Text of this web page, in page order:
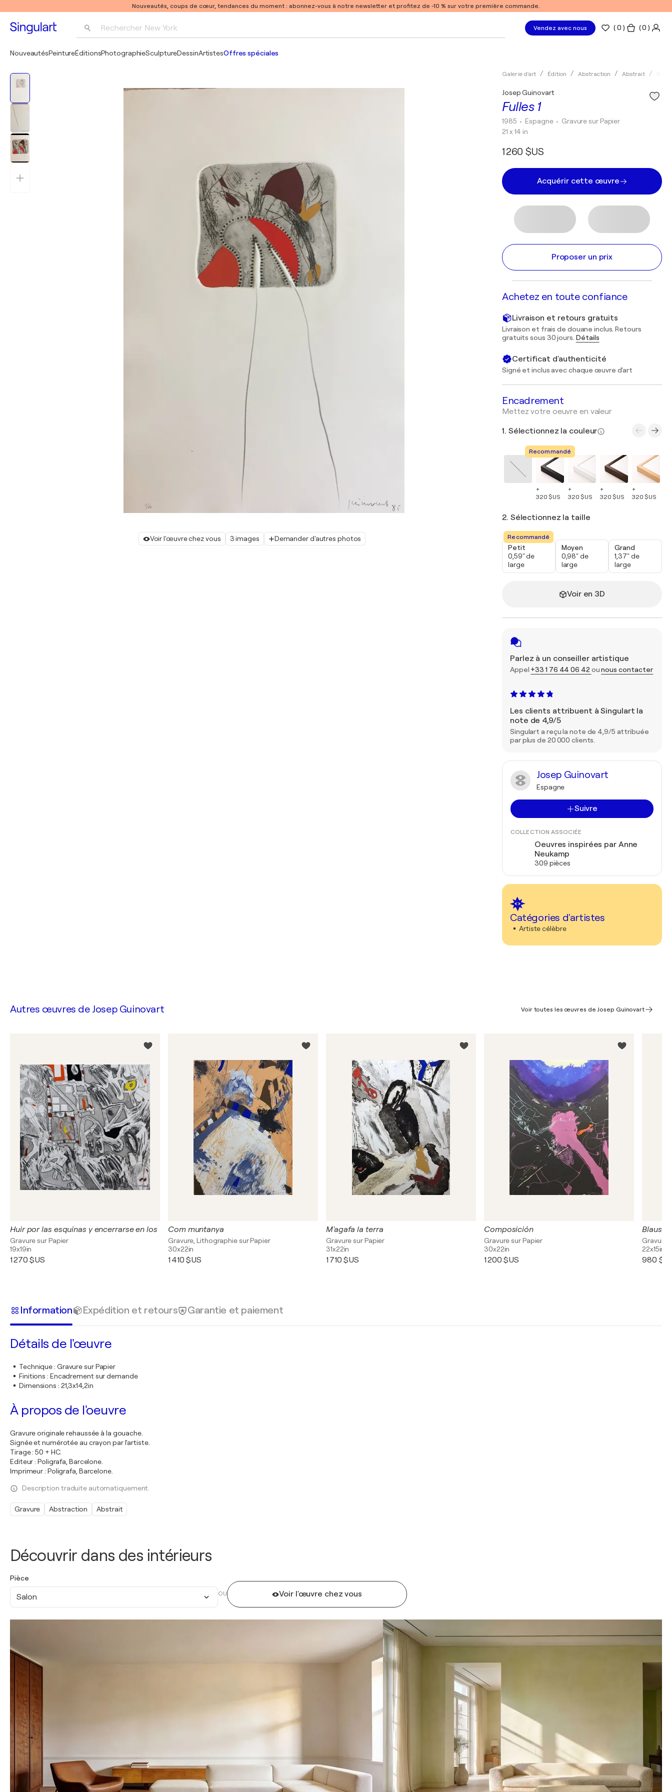
Nouveautés, coups de cœur, tendances du moment : abonnez-vous à notre newsletter et profitez de -10 % sur votre première commande.
Rechercher New York
Pablo Picasso
Vendez avec nous (0 ) ( 0 )
NouveautésPeintureÉditionsPhotographieSculptureDessinArtistesOffres spéciales
Voir l'œuvre chez vous 3 images Demander d'autres photos
Galerie d'art Édition Abstraction Abstrait
Fulles 1
Josep Guinovart
1985 • Espagne • Gravure sur Papier
21 x 14 in
1 260 $US
Acquérir cette œuvre
Proposer un prix
Achetez en toute confiance
Livraison et retours gratuits
Livraison et frais de douane inclus. Retours
gratuits sous 30 jours. Détails
Certificat d'authenticité
Signé et inclus avec chaque œuvre d'art
Encadrement
Mettez votre oeuvre en valeur
1. Sélectionnez la couleur
Recommandé
+
320 $US
+
320 $US
+
320 $US
+
320 $US
2. Sélectionnez la taille
Recommandé
Petit
0,59" de
large
Moyen
0,98" de
large
Grand
1,37" de
large
Voir en 3D
Parlez à un conseiller artistique
Appel +33 1 76 44 06 42 ounous contacter
Les clients attribuent à Singulart la
note de 4,9/5
Singulart a reçu la note de 4,9/5 attribuée
par plus de 20 000 clients.
Josep Guinovart
Espagne
Suivre
COLLECTION ASSOCIÉE
Oeuvres inspirées par Anne
Neukamp
309 pièces
Catégories d'artistes
Artiste célèbre
Découvrir dans des intérieurs
Pièce
Salon OU Voir l'œuvre chez vous
Autres œuvres de Josep Guinovart Voir toutes les œuvres de Josep Guinovart
Huir por las esquinas y encerrarse en los
Gravure sur Papier
19x19in
1 270 $US
Com muntanya
Gravure, Lithographie sur Papier
30x22in
1 410 $US
M'agafa la terra
Gravure sur Papier
31x22in
1 710 $US
Composición
Gravure sur Papier
30x22in
1 200 $US
Blaus
Gravure,
22x15in
980
Information Expédition et retours Garantie et paiement
Détails de l'œuvre
Technique: Gravure sur Papier
Finitions : Encadrement sur demande
Dimensions : 21,3x14,2in
À propos de l'oeuvre
Gravure originale rehaussée à la gouache.
Signée et numérotée au crayon par l'artiste.
Tirage : 50 + HC.
Editeur : Poligrafa, Barcelone.
Imprimeur : Poligrafa, Barcelone.
Description traduite automatiquement.
Gravure Abstraction Abstrait